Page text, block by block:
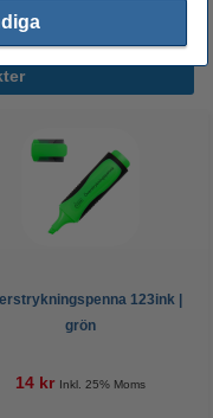
123ink |
grön
14 kr Inkl. 25% Moms